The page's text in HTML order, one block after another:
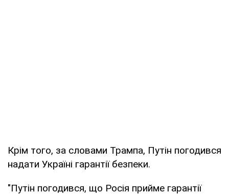
Крім того, за словами Трампа, Путін погодився
надати Україні гарантії безпеки.
"Путін погодився, що Росія прийме гарантії